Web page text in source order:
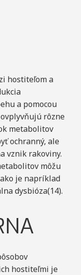
hostiteľom a
a pomocou
rôzne
metabolitov
ochranný, ale
vznik rakoviny.
môžu
je napríklad
dysbióza(14).
hostiteľmi je